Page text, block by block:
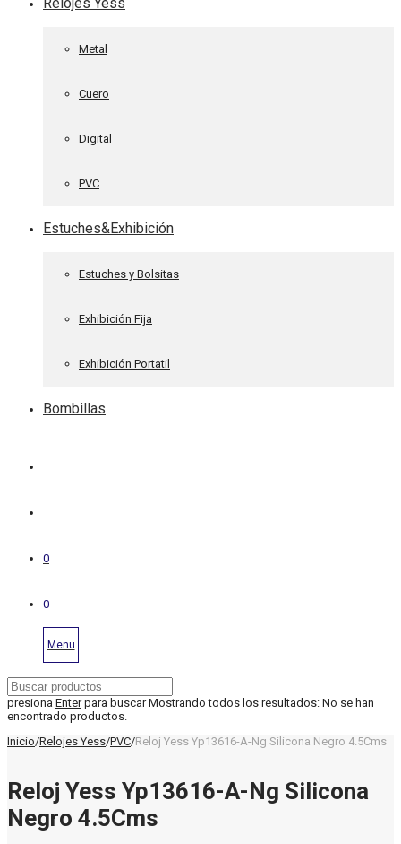
Metal
Cuero
Digital
PVC
Estuches&Exhibición
Estuches y Bolsitas
Exhibición Fija
Exhibición Portatil
Bombillas
0
0
Menu
presiona Enterpara buscar Mostrando todos los resultados: No se han
encontrado productos.
Inicio/Relojes Yess/PVC/Reloj Yess Yp13616-A-Ng Silicona Negro 4.5Cms
Reloj Yess Yp13616-A-Ng Silicona
Negro 4.5Cms